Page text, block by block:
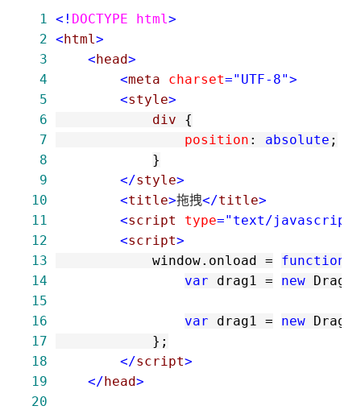
1 <! DOCTYPE html >
2 <html >
3
<head>
4
<meta charset="UTF-8">
5
<style>
6
            div
{
7
                position
: absolute ;
8
}
9
</style>
10
<title>拖拽</title>
11
<script type="text/javascript"
12
<script>
13
            window.onload
=
function
14
var drag1 = new Drag(
15
16
var drag1 = new Drag(
17
18
</script>
19
</head>
20